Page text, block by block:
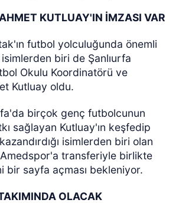
KUTLUAY'IN İMZASI VAR
futbol yolculuğunda önemli
biri de Şanlıurfa
Okulu Koordinatörü ve
Kutluay oldu.
birçok genç futbolcunun
sağlayan Kutluay'ın keşfedip
isimlerden biri olan
transferiyle birlikte
bir sayfa açması bekleniyor.
OLACAK